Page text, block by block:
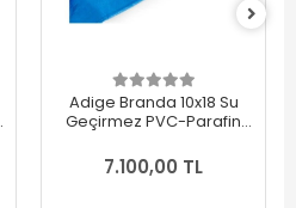
Adige Branda 10x18 Su
Geçirmez PVC-Parafin
7.100,00 TL